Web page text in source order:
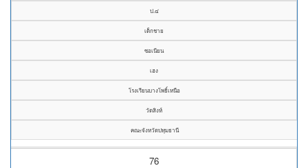
ป.๔
เด็กชาย
ซอเนียน
เฮง
โรงเรียนบางโพธิ์เหนือ
วัดสิงห์
คณะจังหวัดปทุมธานี
76